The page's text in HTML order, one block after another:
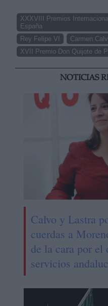
XXXVIII Premios
España
Rey Felipe VI
Carmen
XVII Premio Don Quijote de
NOTICIAS
Calvo y Lastra
cuerdas a
de la cara por el
servicios